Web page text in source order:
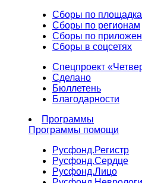
Сборы по
Сборы по регионам
Сборы по
Сборы в соцсетях
Спецпроект
Сделано
Бюллетень
Благодарности
Программы
Программы помощи
Русфонд.Регистр
Русфонд.Сердце
Русфонд.Лицо